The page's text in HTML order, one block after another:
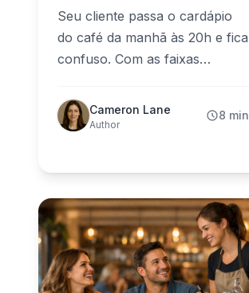
Seu cliente passa o cardápio
do café da manhã às 20h e fica
confuso. Com as faixas
aparecem apenas quando
devem. Veja a configuração
Cameron Lane
Author
8 min